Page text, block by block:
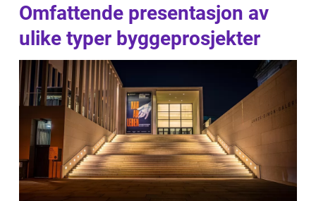
Omfattende presentasjon av
ulike typer byggeprosjekter